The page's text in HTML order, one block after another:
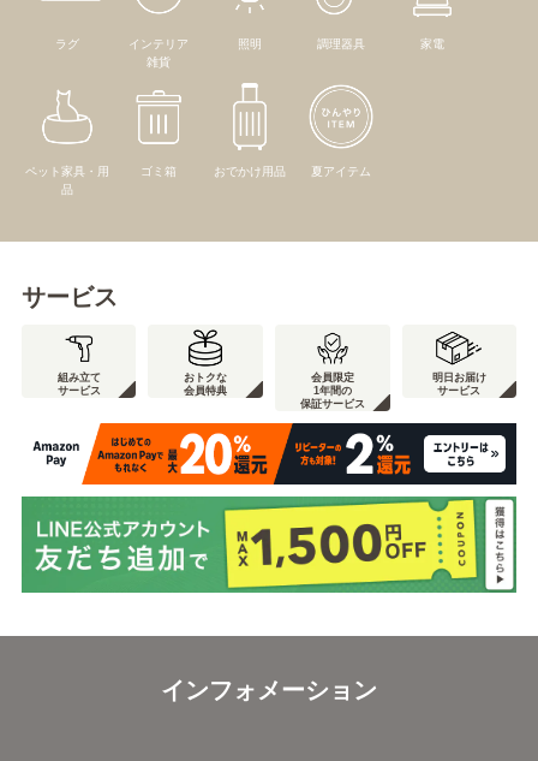
ラグ
インテリア
雑貨
照明 調理器具 家電
ペット家具・用
品
ゴミ箱 おでかけ用品 夏アイテム
サービス
組み立て
サービス
おトクな
会員特典
会員限定
1年間の
保証サービス
明日お届け
サービス
インフォメーション